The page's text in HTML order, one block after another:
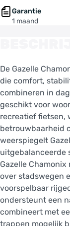
Garantie
1 maand
De Gazelle
die comfort,
combineren in
geschikt voor
recreatief fietsen,
betrouwbaarheid
weerspiegelt
uitgebalanceerde
Gazelle
over stadswegen
voorspelbaar
ondersteunt een
combineert met
trappen mogelijk